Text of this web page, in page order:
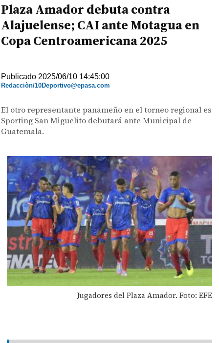
Plaza Amador debuta contra
Alajuelense; CAI ante Motagua en
Copa Centroamericana 2025
Publicado 2025/06/10 14:45:00
Redacciòn/10Deportivo@epasa.com
El otro representante panameño en el torneo regional es
Sporting San Miguelito debutará ante Municipal de
Guatemala.
Jugadores del Plaza Amador. Foto: EFE